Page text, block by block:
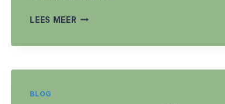
LEES MEER GARDENA
BLOG